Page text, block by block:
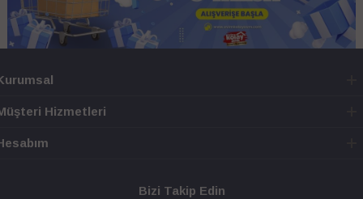
Hizmetleri
Bizi Takip Edin